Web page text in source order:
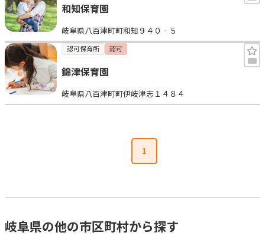
エンクルの特徴と活用方法
コラム
お知らせ
和知保育園
岐阜県八百津町町和知９４０‐５
認可保育所 認可
錦津保育園
岐阜県八百津町町伊岐津志１４８４
1
岐阜県の他の市区町村から探す